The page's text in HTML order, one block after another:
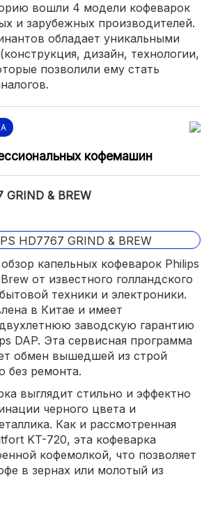
вошли 4 модели кофеварок
и зарубежных производителей.
обладает уникальными
дизайн, технологии,
позволили ему стать
кофемашин
GRIND & BREW
капельных кофеварок Philips
от известного голландского
техники и электроники.
в Китае и имеет
заводскую гарантию
DAP. Эта сервисная программа
обмен вышедшей из строй
без ремонта.
выглядит стильно и эффектно
черного цвета и
Как и рассмотренная
KT-720, эта кофеварка
кофемолкой, что позволяет
в зернах или молотый из